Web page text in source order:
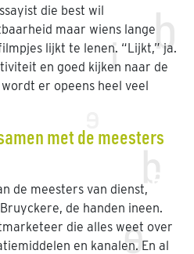
die best wil
maar wiens lange
lijkt te lenen. “Lijkt,” ja.
en goed kijken naar de
er opeens heel veel
met de meesters
de meesters van dienst,
de handen ineen.
die alles weet over
en kanalen. En al